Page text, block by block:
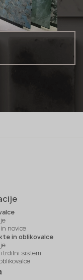
novice
in oblikovalce
sistemi